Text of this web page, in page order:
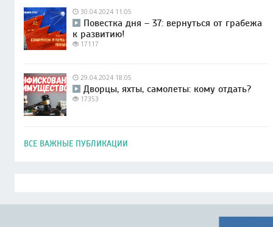
30.04.2024 11:05
Повестка дня – 37: вернуться от грабежа
к развитию!
17117
29.04.2024 18:05
Дворцы, яхты, самолеты: кому отдать?
17353
ВСЕ ВАЖНЫЕ ПУБЛИКАЦИИ